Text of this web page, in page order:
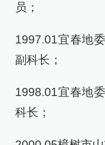
员；
1997.01宜春地
副科长；
1998.01宜春地
科长；